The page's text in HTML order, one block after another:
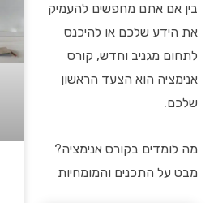
בין אם אתם מחפשים להעמיק
את הידע שלכם או להיכנס
לתחום מגניב וחדש, קורס
אנימציה הוא הצעד הראשון
שלכם.
מה לומדים בקורס אנימציה?
מבט על התכנים והמומחיות